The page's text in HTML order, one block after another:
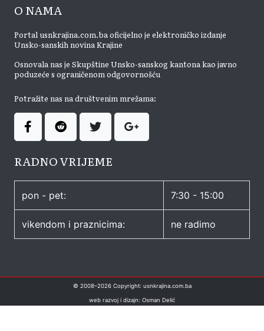
O NAMA
Portal usnkrajina.com.ba oficijelno je elektroničko izdanje
Unsko-sanskih novina Krajine
Osnovala nas je Skupštine Unsko-sanskog kantona kao javno
poduzeće s ograničenom odgovornošću
Potražite nas na društvenim mrežama:
RADNO VRIJEME
pon - pet: 7:30 - 15:00
vikendom i praznicima: ne radimo
© 2008–2026Copyright: usnkrajina.com.ba
web razvoj i dizajn: Osman Delić